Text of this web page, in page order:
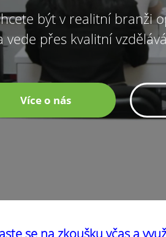
být v realitní branži
vede přes kvalitní
Více o nás
se na zkoušku včas a